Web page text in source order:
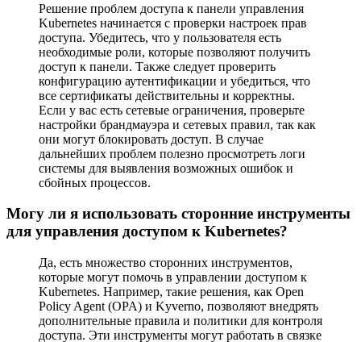
Решение проблем доступа к панели управления
Kubernetes начинается с проверки настроек прав
доступа. Убедитесь, что у пользователя есть
необходимые роли, которые позволяют получить
доступ к панели. Также следует проверить
конфигурацию аутентификации и убедиться, что
все сертификаты действительны и корректны.
Если у вас есть сетевые ограничения, проверьте
настройки брандмауэра и сетевых правил, так как
они могут блокировать доступ. В случае
дальнейших проблем полезно просмотреть логи
системы для выявления возможных ошибок и
сбойных процессов.
Могу ли я использовать сторонние инструменты
для управления доступом к Kubernetes?
Да, есть множество сторонних инструментов,
которые могут помочь в управлении доступом к
Kubernetes. Например, такие решения, как Open
Policy Agent (OPA) и Kyverno, позволяют внедрять
дополнительные правила и политики для контроля
доступа. Эти инструменты могут работать в связке